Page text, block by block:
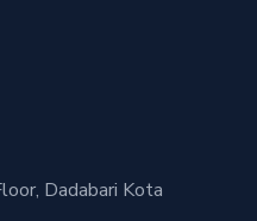
Dadabari Kota